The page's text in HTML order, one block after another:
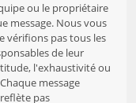
ou le propriétaire
message. Nous vous
vérifions pas tous les
de leur
l'exhaustivité ou
message
pas